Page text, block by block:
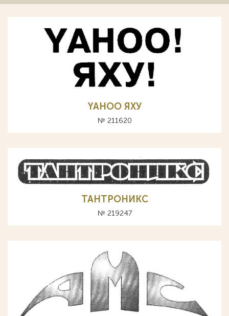
YAHOO ЯХУ
№ 211620
ТАНТРОНИКС
№ 219247